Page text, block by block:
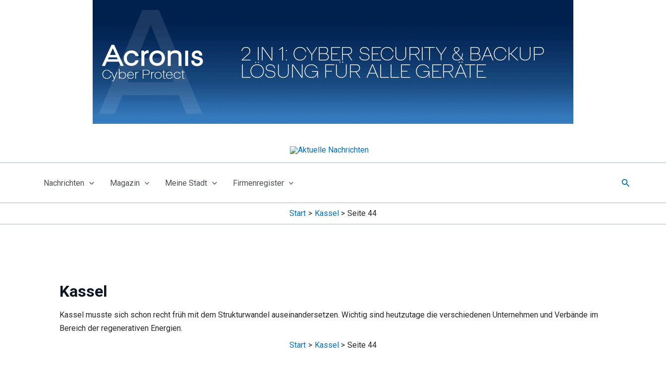
Nachrichten Magazin Meine Stadt Firmenregister Suchen
Start Kassel Seite 44
Kassel
Kassel musste sich schon recht früh mit dem Strukturwandel auseinandersetzen. Wichtig sind heutzutage die verschiedenen Unternehmen und Verbände im
Bereich der regenerativen Energien.
Start
Kassel Seite 44